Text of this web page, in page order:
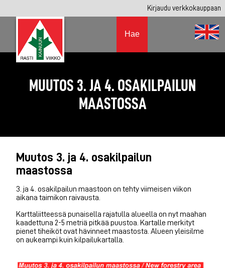
Kirjaudu verkkokauppaan
Hae
MUUTOS 3. JA 4. OSAKILPAILUN
MAASTOSSA
Muutos 3. ja 4. osakilpailun
maastossa
3. ja 4. osakilpailun maastoon on tehty viimeisen viikon
aikana taimikon raivausta.
Karttaliitteessä punaisella rajatulla alueella on nyt maahan
kaadettuna 2-5 metriä pitkää puustoa. Kartalle merkityt
pienet tiheiköt ovat hävinneet maastosta. Alueen yleisilme
on aukeampi kuin kilpailukartalla.